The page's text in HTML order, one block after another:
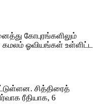
கோபுரங்களிலும்
கமலம் ஓவியங்கள் உள்ளிட்ட
சித்திரைத்
ரீதியாக, 6